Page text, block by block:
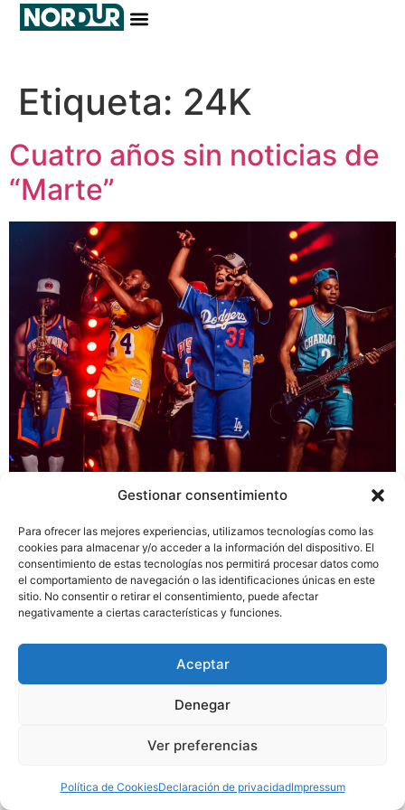
Gestionar consentimiento
Para ofrecer las mejores experiencias, utilizamos tecnologías como las
cookies para almacenar y/o acceder a la información del dispositivo. El
consentimiento de estas tecnologías nos permitirá procesar datos como
el comportamiento de navegación o las identificaciones únicas en este
sitio. No consentir o retirar el consentimiento, puede afectar
negativamente a ciertas características y funciones.
Aceptar
Denegar
Ver preferencias
Política de CookiesDeclaración de privacidadImpressum
contenido
Etiqueta: 24K
Cuatro años sin noticias de
“Marte”
esperamos que este año raro haya servido para que
pronto nos dé más de él.
NORDUR Projects
+34 682 251 875